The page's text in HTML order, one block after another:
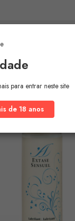
para entrar neste site
de 18 anos